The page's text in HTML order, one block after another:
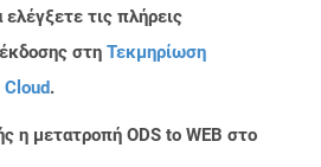
τις πλήρεις
στη Τεκμηρίωση
Cloud.
η μετατροπή ODS to WEB στο